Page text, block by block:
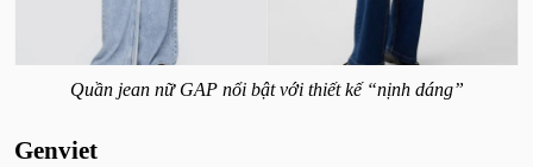
Quần jean nữ GAP nổi bật với thiết kế “nịnh dáng”
Genviet